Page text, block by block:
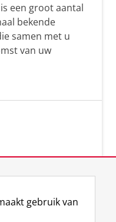
een groot aantal
bekende
samen met u
van uw
gebruik van